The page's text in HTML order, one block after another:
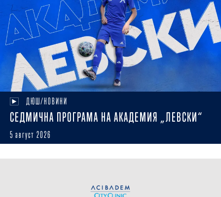
ДЮШ/НОВИНИ
СЕДМИЧНА ПРОГРАМА НА АКАДЕМИЯ „ЛЕВСКИ“
5 август 2026